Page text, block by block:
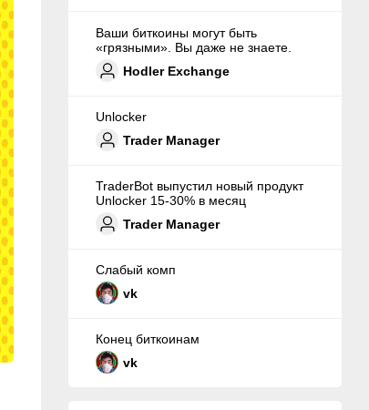
Ваши биткоины могут быть
«грязными». Вы даже не знаете.
Hodler Exchange
Unlocker
Trader Manager
TraderBot выпустил новый продукт
Unlocker 15-30% в месяц
Trader Manager
Слабый комп
vk
Конец биткоинам
vk